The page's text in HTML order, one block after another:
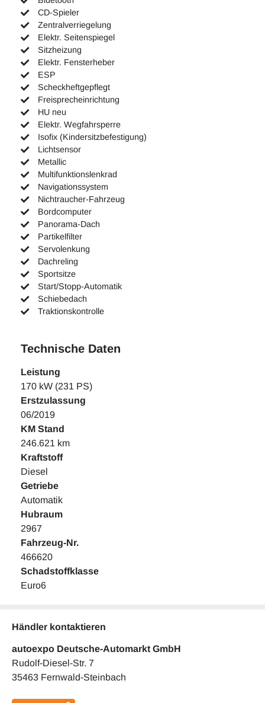
CD-Spieler
Zentralverriegelung
Elektr. Seitenspiegel
Sitzheizung
Elektr. Fensterheber
ESP
Scheckheftgepflegt
Freisprecheinrichtung
HU neu
Elektr. Wegfahrsperre
Isofix (Kindersitzbefestigung)
Lichtsensor
Metallic
Multifunktionslenkrad
Navigationssystem
Nichtraucher-Fahrzeug
Bordcomputer
Panorama-Dach
Partikelfilter
Servolenkung
Dachreling
Sportsitze
Start/Stopp-Automatik
Schiebedach
Traktionskontrolle
Technische Daten
Leistung
170 kW (231 PS)
Erstzulassung
06/2019
KM Stand
246.621 km
Kraftstoff
Diesel
Getriebe
Automatik
Hubraum
2967
Fahrzeug-Nr.
466620
Schadstoffklasse
Euro6
Händler kontaktieren
autoexpo Deutsche-Automarkt GmbH
Rudolf-Diesel-Str. 7
35463 Fernwald-Steinbach